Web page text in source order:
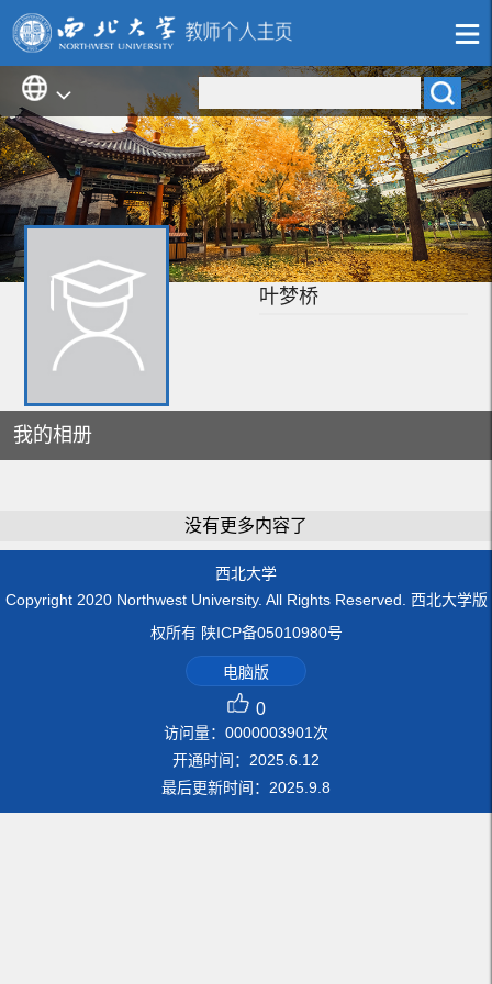
叶梦桥
我的相册
没有更多内容了
西北大学
Copyright 2020 Northwest University. All Rights Reserved. 西北大学版
权所有 陕ICP备05010980号
电脑版
0
访问量： 0000003901 次
开通时间： 2025 6 12
最后更新时间： 2025 9 8